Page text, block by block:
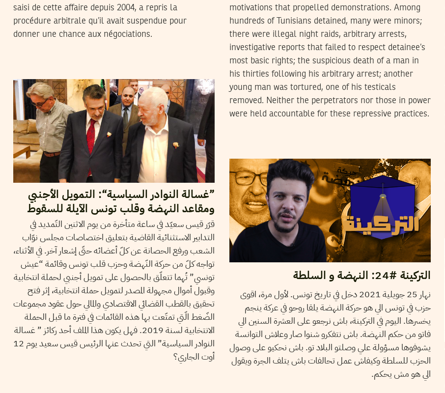
saisi de cette affaire depuis 2004, a repris la
procédure arbitrale qu’il avait suspendue pour
donner une chance aux négociations.
motivations that propelled demonstrations. Among
hundreds of Tunisians detained, many were minors;
there were illegal night raids, arbitrary arrests,
investigative reports that failed to respect detainee’s
most basic rights; the suspicious death of a man in
his thirties following his arbitrary arrest; another
young man was tortured, one of his testicals
removed. Neither the perpetrators nor those in power
were held accountable for these repressive practices.
”غسالة النوادر السياسية“: التمويل الأجنبي
ومقاعد النهضة وقلب تونس الآيلة للسقوط
قرّر قيس سعيّد في ساعة متأخرة من يوم الاثنين التّمديد في
التدابير الاستثنائية القاضية بتعليق اختصاصات مجلس نوّاب
الشعب ورفع الحصانة عن كلّ أعضائه حتّى إشعار آخر. في الأثناء،
تواجه كلّ من حركة النّهضة وحزب قلب تونس وقائمة “عيش
تونسي” تُهما تتعلّق بالحصول على تمويل أجنبي لحملة انتخابية
وقبول أموال مجهولة المصدر لتمويل حملة انتخابية، إثر فتح
تحقيق بالقطب القضائي الاقتصادي والمالي حول عقود مجموعات
الضّغط الّتي تمتّعت بها هذه القائمات في فترة ما قبل الحملة
الانتخابية لسنة 2019. فهل يكون هذا الملف أحد ركائز ” غسالة
النوادر السياسية” التي تحدث عنها الرئيس قيس سعيد يوم 12
أوت الجاري؟
التركينة #24: النهضة و السلطة
نهار 25 جويلية 2021 دخل في تاريخ تونس. لأول مرة، اقوى
حزب في تونس الي هو حركة النهضة يلقا روحو في عركة ينجم
يخسرها. اليوم في التركينة، باش نرجعو على العشرة السنين الي
فاتو من حكم النهضة. باش نتفكرو شنوا صار وعلاش التوانسة
يشوفوها مسؤولة علي وصلتو البلاد تو. باش نحكيو على وصول
الحزب للسلطة وكيفاش عمل تحالفات باش يتلف الجرة ويقول
الي هو مش يحكم.